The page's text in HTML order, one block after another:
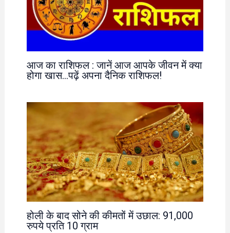
आज का राशिफल : जानें आज आपके जीवन में क्या
होगा खास…पढ़ें अपना दैनिक राशिफल!
होली के बाद सोने की कीमतों में उछाल: 91,000
रुपये प्रति 10 ग्राम